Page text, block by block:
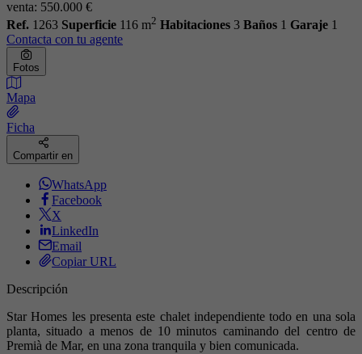
venta: 550.000 €
Ref. 1263 Superficie 116 m2 Habitaciones 3 Baños 1 Garaje 1
Contacta con tu agente
Fotos
Mapa
Ficha
Compartir en
WhatsApp
Facebook
X
LinkedIn
Email
Copiar URL
Descripción
Star Homes les presenta este chalet independiente todo en una sola
planta, situado a menos de 10 minutos caminando del centro de
Premià de Mar, en una zona tranquila y bien comunicada.